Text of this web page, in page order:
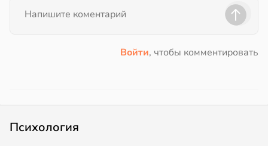
Войти, чтобы комментировать
Психология